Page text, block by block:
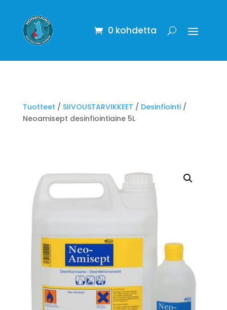
0 kohdetta
Tuotteet / SIIVOUSTARVIKKEET / Desinfiointi/
Neoamisept desinfiointiaine 5L